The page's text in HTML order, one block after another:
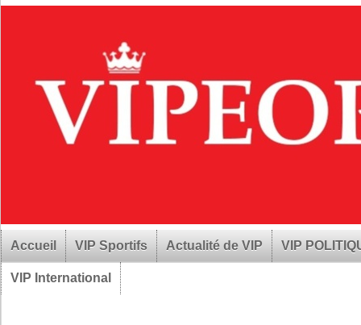
Accueil VIP Sportifs Actualité de VIP VIP
VIP International